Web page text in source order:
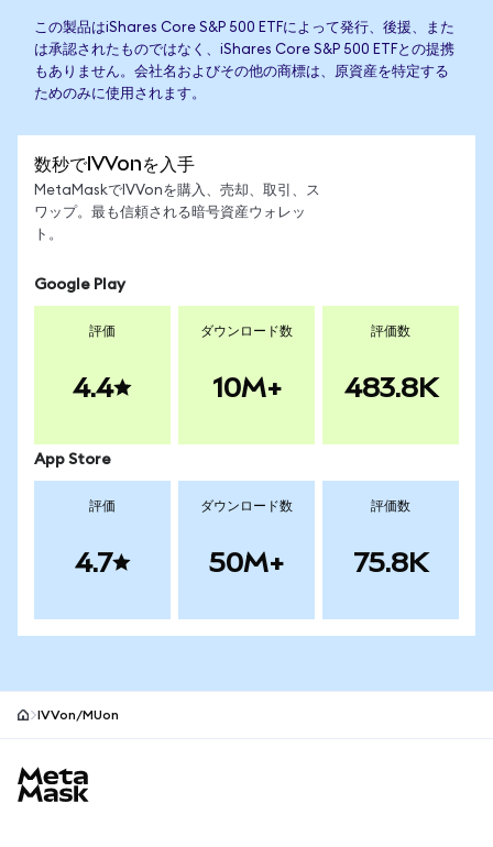
この製品はiShares Core S&P 500 ETFによって発行、後援、また
は承認されたものではなく、iShares Core S&P 500 ETFとの提携
もありません。会社名およびその他の商標は、原資産を特定する
ためのみに使用されます。
数秒でIVVonを入手
MetaMaskでIVVonを購入、売却、取引、ス
ワップ。最も信頼される暗号資産ウォレッ
ト。
Google Play
評価
4.4
ダウンロード数
10M+
評価数
483.8K
App Store
評価
4.7
ダウンロード数
50M+
評価数
75.8K
IVVon/MUon